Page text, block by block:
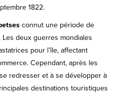
1822.
connut une période de
deux guerres mondiales
pour l’île, affectant
Cependant, après les
redresser et à se développer à
destinations touristiques